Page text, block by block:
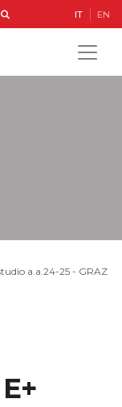
Eventi
My Civica IT EN
a.a.24-25 - GRAZ